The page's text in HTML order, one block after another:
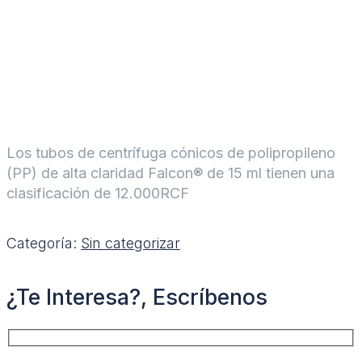
Los tubos de centrífuga cónicos de polipropileno
(PP) de alta claridad Falcon® de 15 ml tienen una
clasificación de 12.000RCF
Categoría: Sin categorizar
¿Te Interesa?, Escríbenos